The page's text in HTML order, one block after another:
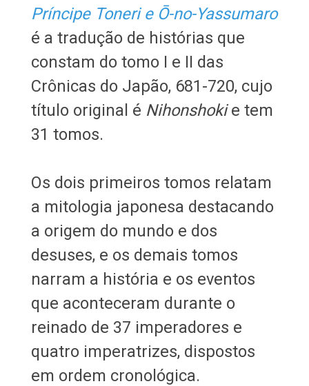
Príncipe Toneri e Ō-no-Yassumaro
é a tradução de histórias que
constam do tomo I e II das
Crônicas do Japão, 681-720, cujo
título original é Nihonshokie tem
31 tomos.
Os dois primeiros tomos relatam
a mitologia japonesa destacando
a origem do mundo e dos
desuses, e os demais tomos
narram a história e os eventos
que aconteceram durante o
reinado de 37 imperadores e
quatro imperatrizes, dispostos
em ordem cronológica.